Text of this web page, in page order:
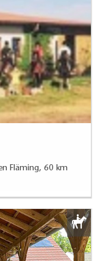
Fläming, 60 km